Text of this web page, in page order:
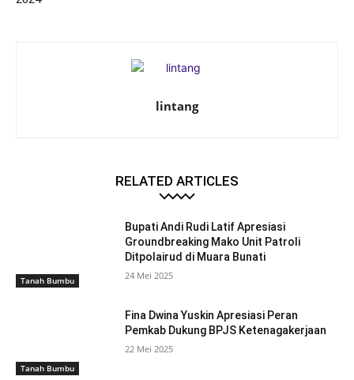
lintang
RELATED ARTICLES
Tanah Bumbu
Bupati Andi Rudi Latif Apresiasi
Groundbreaking Mako Unit Patroli
Ditpolairud di Muara Bunati
24 Mei 2025
Tanah Bumbu
Fina Dwina Yuskin Apresiasi Peran
Pemkab Dukung BPJS Ketenagakerjaan
22 Mei 2025